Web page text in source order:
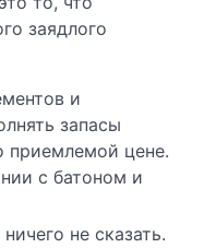
заядлого
и
запасы
приемлемой цене.
с батоном и
не сказать.